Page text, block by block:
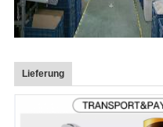
Lieferung